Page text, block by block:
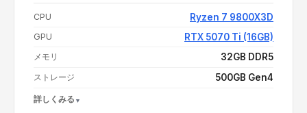
支払い額（値引き・送料込み） ¥402,000
CPU Ryzen 7 9800X3D
GPU RTX 5070 Ti (16GB)
メモリ 32GB DDR5
ストレージ 500GB Gen4
詳しくみる